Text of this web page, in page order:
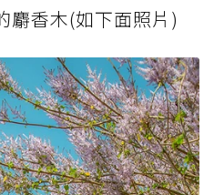
麝香木(如下面照片)